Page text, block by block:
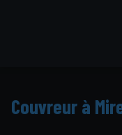
Couvreur à